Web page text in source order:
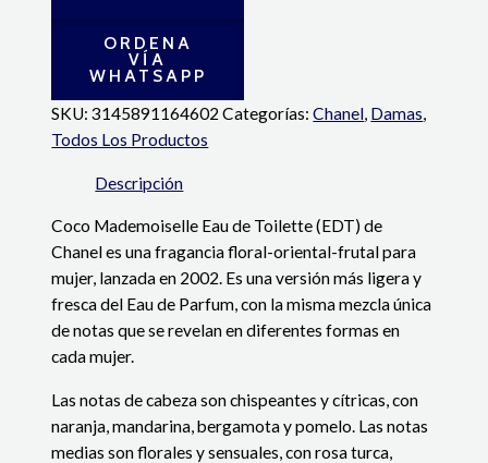
ORDENA
VÍA
WHATSAPP
SKU:3145891164602 Categorías:Chanel, Damas,
Todos Los Productos
Descripción
Coco Mademoiselle Eau de Toilette (EDT) de
Chanel es una fragancia floral-oriental-frutal para
mujer, lanzada en 2002. Es una versión más ligera y
fresca del Eau de Parfum, con la misma mezcla única
de notas que se revelan en diferentes formas en
cada mujer.
Las notas de cabeza son chispeantes y cítricas, con
naranja, mandarina, bergamota y pomelo. Las notas
medias son florales y sensuales, con rosa turca,